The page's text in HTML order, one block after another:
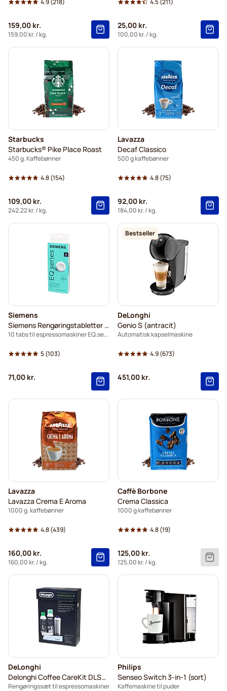
4.9(218)
159,00 kr.
159,00 kr./ kg.
4.5(211)
25,00 kr.
100,00 kr./ kg.
Starbucks
Starbucks® Pike Place Roast
450 g. Kaffebønner
4.8(154)
109,00 kr.
242,22 kr./ kg.
Lavazza
Decaf Classico
500 g kaffebønner
4.8(75)
92,00 kr.
184,00 kr./ kg.
Siemens
Siemens Rengøringstabletter TZ80001B
10 tabs til espressomaskiner EQ.series
5(103)
71,00 kr.
Bestseller
DeLonghi
Genio S (antracit)
Automatisk kapselmaskine
4.9(673)
451,00 kr.
Lavazza
Lavazza Crema E Aroma
1000 g. kaffebønner
4.8(439)
160,00 kr.
160,00 kr./ kg.
Caffè Borbone
Crema Classica
1000 g kaffebønner
4.8(19)
125,00 kr.
125,00 kr./ kg.
DeLonghi
Delonghi Coffee CareKit DLSC306
Rengøringssæt til espressomaskiner
Philips
Senseo Switch 3-in-1 (sort)
Kaffemaskine til puder